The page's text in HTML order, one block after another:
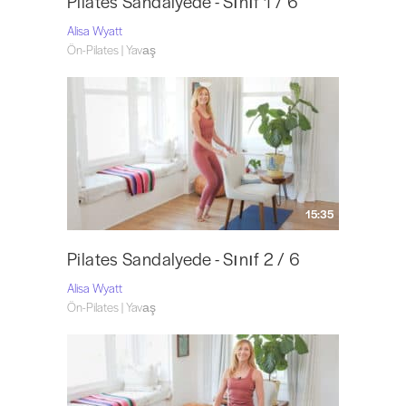
Alisa Wyatt
Ön-Pilates | Yavaş
15:35
Pilates Sandalyede - Sınıf 2 / 6
Alisa Wyatt
Ön-Pilates | Yavaş